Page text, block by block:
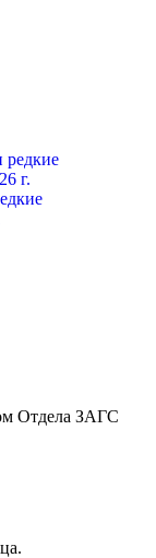
редкие
г.
Отдела ЗАГС